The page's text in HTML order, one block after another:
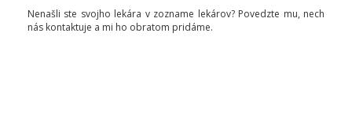
Nenašli ste svojho lekára v zozname lekárov? Povedzte mu, nech
nás kontaktuje a mi ho obratom pridáme.